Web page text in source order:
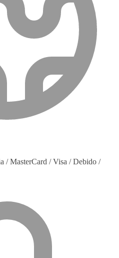
/ MasterCard / Visa / Debido /